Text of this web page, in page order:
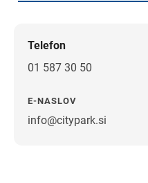
Telefon
01 587 30 50
E-NASLOV
info@citypark.si